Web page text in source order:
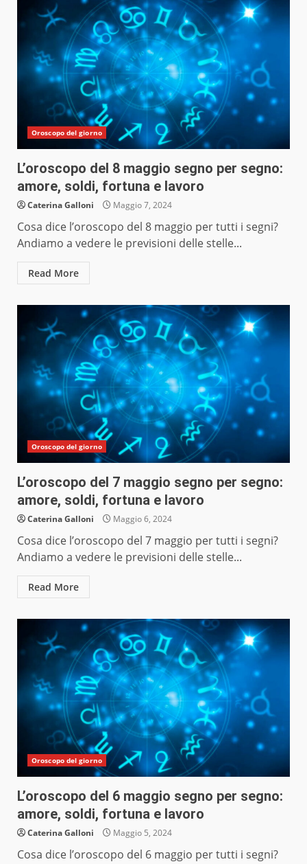
Oroscopo del giorno
L’oroscopo del 8 maggio segno per segno:
amore, soldi, fortuna e lavoro
Caterina Galloni Maggio 7, 2024
Cosa dice l’oroscopo del 8 maggio per tutti i segni?
Andiamo a vedere le previsioni delle stelle...
Read More
Oroscopo del giorno
L’oroscopo del 7 maggio segno per segno:
amore, soldi, fortuna e lavoro
Caterina Galloni Maggio 6, 2024
Cosa dice l’oroscopo del 7 maggio per tutti i segni?
Andiamo a vedere le previsioni delle stelle...
Read More
Oroscopo del giorno
L’oroscopo del 6 maggio segno per segno:
amore, soldi, fortuna e lavoro
Caterina Galloni Maggio 5, 2024
Cosa dice l’oroscopo del 6 maggio per tutti i segni?